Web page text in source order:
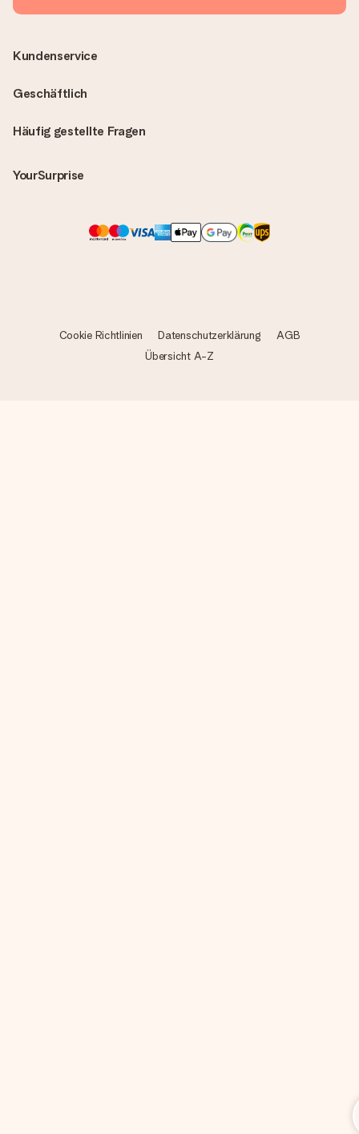
Häufig gestellte Fragen
YourSurprise
Kundenservice
Geschäftlich
Cookie Richtlinien Datenschutzerklärung
AGB
Übersicht A-Z